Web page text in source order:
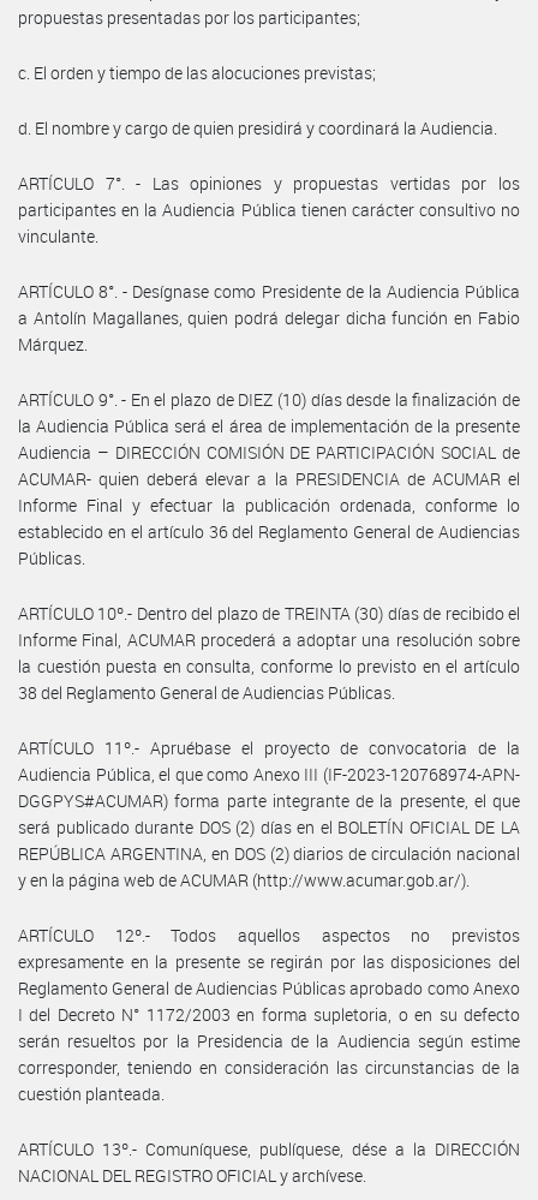
propuestas presentadas por los participantes;
c. El orden y tiempo de las alocuciones previstas;
d. El nombre y cargo de quien presidirá y coordinará la Audiencia.
ARTÍCULO 7°. - Las opiniones y propuestas vertidas por los
participantes en la Audiencia Pública tienen carácter consultivo no
vinculante.
ARTÍCULO 8°. - Desígnase como Presidente de la Audiencia Pública
a Antolín Magallanes, quien podrá delegar dicha función en Fabio
Márquez.
ARTÍCULO 9°. - En el plazo de DIEZ (10) días desde la finalización de
la Audiencia Pública será el área de implementación de la presente
Audiencia – DIRECCIÓN COMISIÓN DE PARTICIPACIÓN SOCIAL de
ACUMAR- quien deberá elevar a la PRESIDENCIA de ACUMAR el
Informe Final y efectuar la publicación ordenada, conforme lo
establecido en el artículo 36 del Reglamento General de Audiencias
Públicas.
ARTÍCULO 10º.- Dentro del plazo de TREINTA (30) días de recibido el
Informe Final, ACUMAR procederá a adoptar una resolución sobre
la cuestión puesta en consulta, conforme lo previsto en el artículo
38 del Reglamento General de Audiencias Públicas.
ARTÍCULO 11º.- Apruébase el proyecto de convocatoria de la
Audiencia Pública, el que como Anexo III (IF-2023-120768974-APN-
DGGPYS#ACUMAR) forma parte integrante de la presente, el que
será publicado durante DOS (2) días en el BOLETÍN OFICIAL DE LA
REPÚBLICA ARGENTINA, en DOS (2) diarios de circulación nacional
y en la página web de ACUMAR (http://www.acumar.gob.ar/).
ARTÍCULO 12º.- Todos aquellos aspectos no previstos
expresamente en la presente se regirán por las disposiciones del
Reglamento General de Audiencias Públicas aprobado como Anexo
I del Decreto N° 1172/2003 en forma supletoria, o en su defecto
serán resueltos por la Presidencia de la Audiencia según estime
corresponder, teniendo en consideración las circunstancias de la
cuestión planteada.
ARTÍCULO 13º.- Comuníquese, publíquese, dése a la DIRECCIÓN
NACIONAL DEL REGISTRO OFICIAL y archívese.